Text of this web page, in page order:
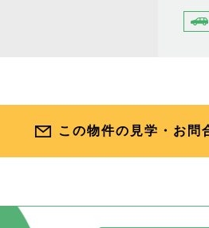
この物件の見学・お問